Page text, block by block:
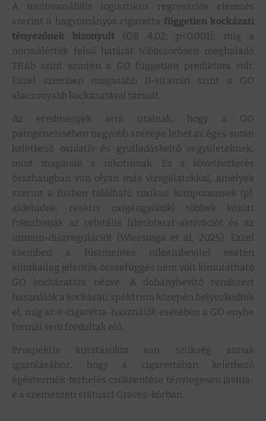
A multivariábilis logisztikus regressziós elemzés
szerint a hagyományos cigaretta független kockázati
tényezőnek bizonyult (OR 4,02; p<0,001), míg a
normálérték felső határát többszörösen meghaladó
TRAb szint szintén a GO független prediktora volt.
Ezzel szemben magasabb D-vitamin szint a GO
alacsonyabb kockázatával társult.
Az eredmények arra utalnak, hogy a GO
patogenezisében nagyobb szerepe lehet az égés során
keletkező oxidatív és gyulladáskeltő vegyületeknek,
mint magának a nikotinnak. Ez a következtetés
összhangban van olyan más vizsgálatokkal, amelyek
szerint a füsben található toxikus komponensek (pl.
aldehidek, reaktív oxigéngyökök) többek között
fokozhatják az orbitális fibroblaszt-aktivációt és az
immun-diszregulációt (Wiersinga et al, 2025). Ezzel
szemben a füstmentes nikotinbevitel esetén
klinikailag jelentős összefüggés nem volt kimutatható
GO kockázatára nézve. A dohányhevítő rendszert
használók a kockázati spektrum közepén helyezkedtek
el, míg az e-cigaretta-használók esetében a GO enyhe
formái sem fordultak elő.
Prospektív kutatásokra van szükség annak
igazolásához, hogy a cigarettában keletkező
égéstermék-terhelés csökkentése ténylegesen javítja-
e a szemészeti státuszt Graves-kórban.